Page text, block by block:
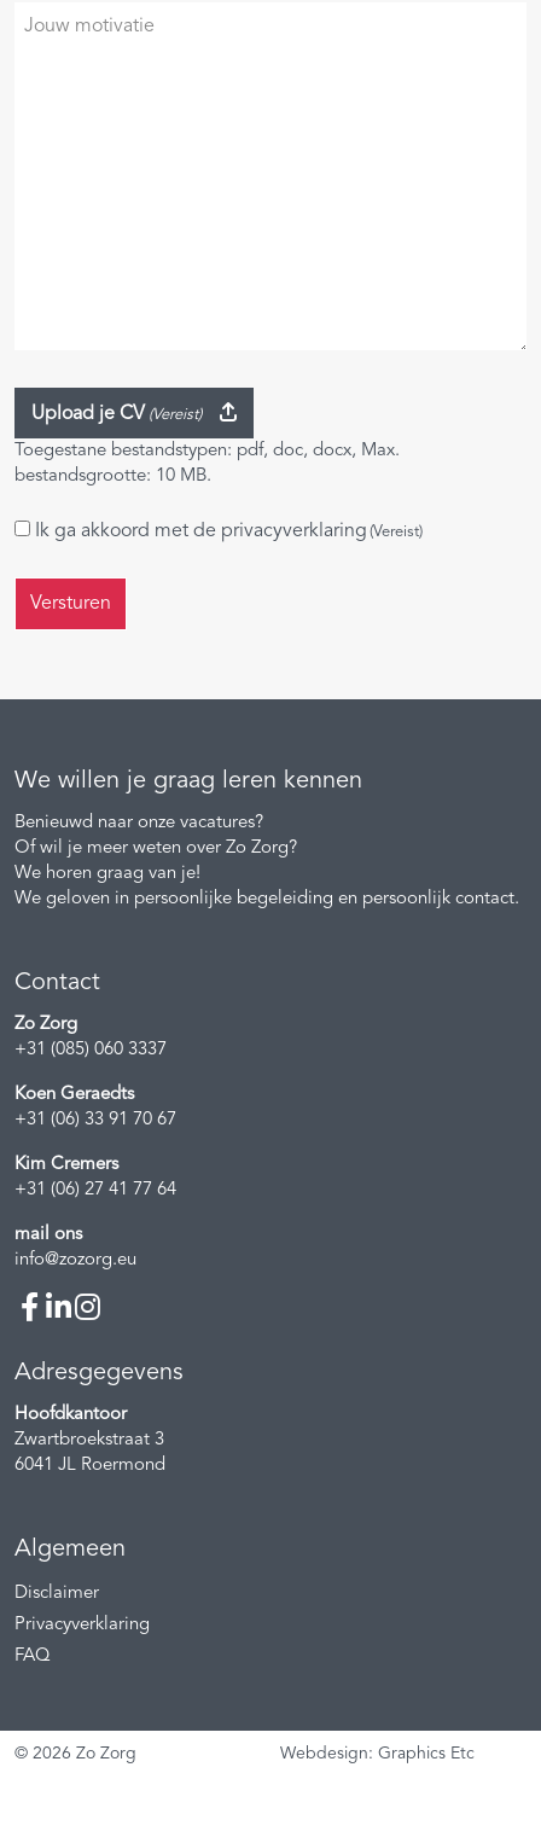
Je
Upload je CV (Vereist)
Toegestane bestandstypen: pdf, doc, docx, Max.
bestandsgrootte: 10 MB.
Instemming
Ik ga akkoord met de privacyverklaring (Vereist)
We willen je graag leren kennen
Benieuwd naar onze vacatures?
Of wil je meer weten over Zo Zorg?
We horen graag van je!
We geloven in persoonlijke begeleiding en persoonlijk contact.
Contact
Zo Zorg
+31 (085) 060 3337
Koen Geraedts
+31 (06) 33 91 70 67
Kim Cremers
+31 (06) 27 41 77 64
mail ons
info@zozorg.eu
Adresgegevens
Hoofdkantoor
Zwartbroekstraat 3
6041 JL Roermond
Algemeen
Disclaimer
Privacyverklaring
FAQ
© 2026 Zo Zorg Webdesign: Graphics Etc